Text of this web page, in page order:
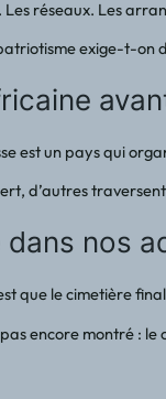
réseaux. Les
exige-t-on
est un pays qui
d’autres
nos
que le cimetière
encore montré :